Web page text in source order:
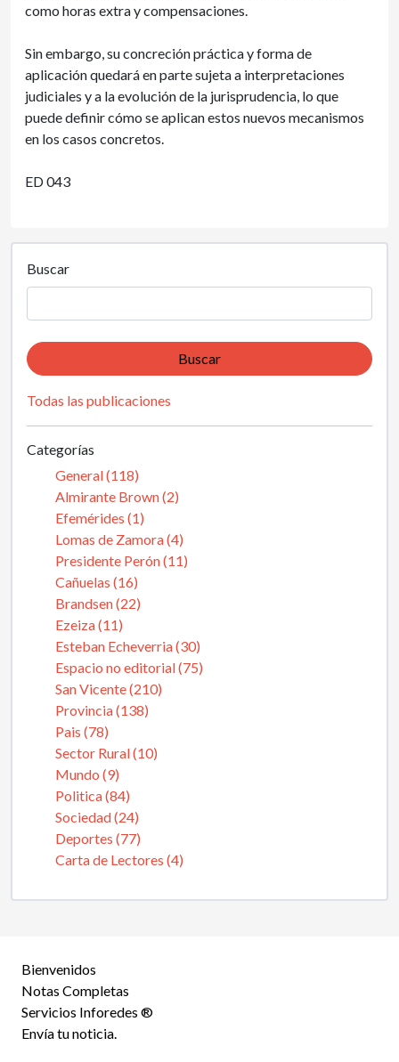
como horas extra y compensaciones.
Sin embargo, su concreción práctica y forma de
aplicación quedará en parte sujeta a interpretaciones
judiciales y a la evolución de la jurisprudencia, lo que
puede definir cómo se aplican estos nuevos mecanismos
en los casos concretos.
ED 043
Buscar
Buscar
Todas las publicaciones
Categorías
General (118)
Almirante Brown (2)
Efemérides (1)
Lomas de Zamora (4)
Presidente Perón (11)
Cañuelas (16)
Brandsen (22)
Ezeiza (11)
Esteban Echeverria (30)
Espacio no editorial (75)
San Vicente (210)
Provincia (138)
Pais (78)
Sector Rural (10)
Mundo (9)
Politica (84)
Sociedad (24)
Deportes (77)
Carta de Lectores (4)
Bienvenidos
Notas Completas
Servicios Inforedes ®
Envía tu noticia.